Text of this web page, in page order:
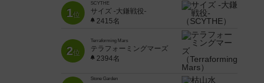
1位
SCYTHE
サイズ -大鎌戦役-
2415名
2位
Terraforming Mars
テラフォーミングマーズ
2394名
Stone Garden